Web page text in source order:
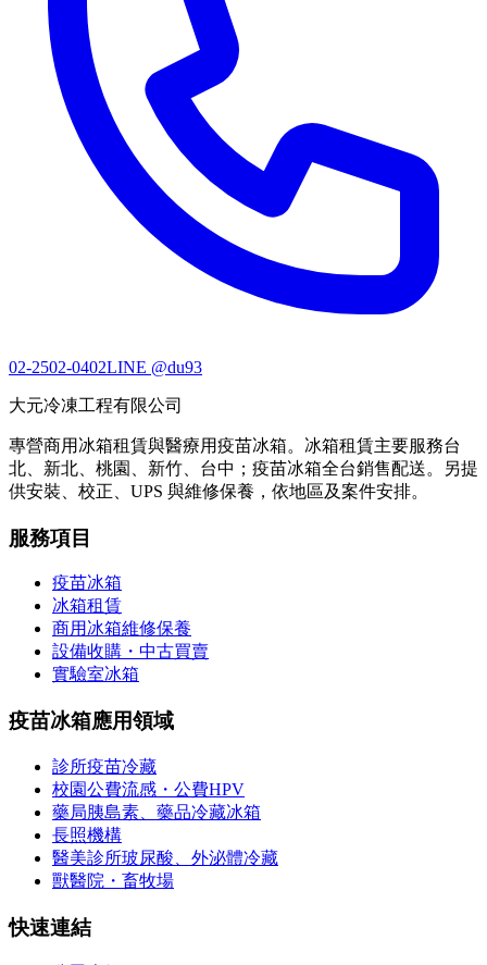
02-2502-0402LINE @du93
大元冷凍工程有限公司
專營商用冰箱租賃與醫療用疫苗冰箱。冰箱租賃主要服務台
北、新北、桃園、新竹、台中；疫苗冰箱全台銷售配送。另提
供安裝、校正、UPS 與維修保養，依地區及案件安排。
服務項目
疫苗冰箱
冰箱租賃
商用冰箱維修保養
設備收購・中古買賣
實驗室冰箱
疫苗冰箱應用領域
診所疫苗冷藏
校園公費流感・公費HPV
藥局胰島素、藥品冷藏冰箱
長照機構
醫美診所玻尿酸、外泌體冷藏
獸醫院・畜牧場
快速連結